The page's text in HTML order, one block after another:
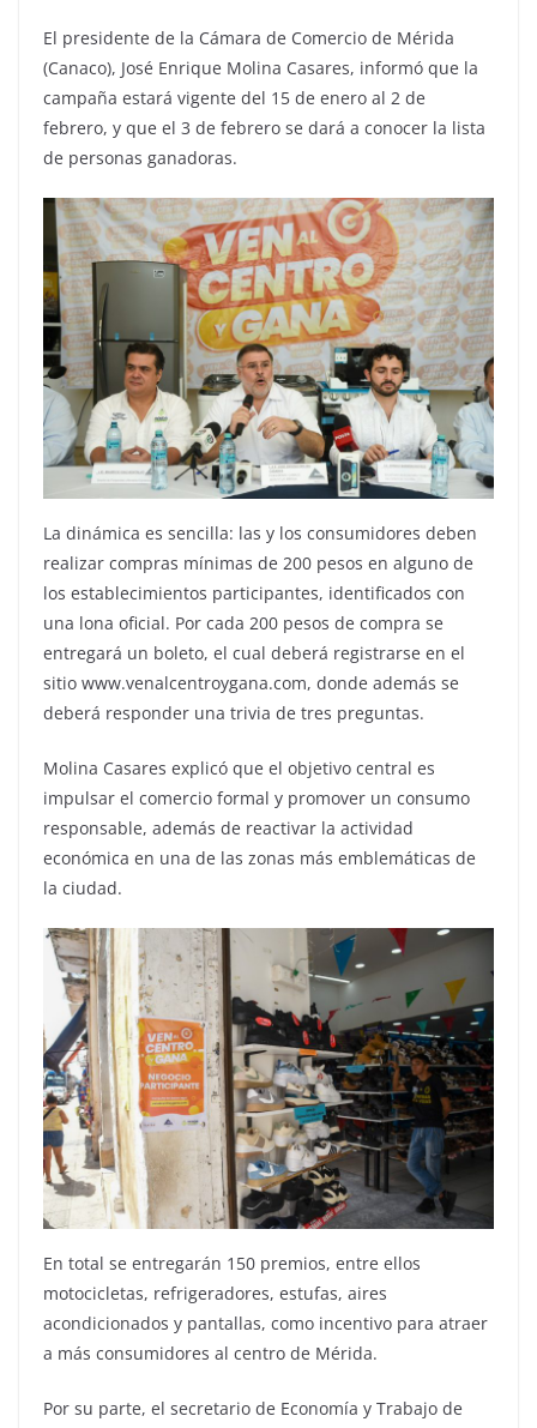
El presidente de la Cámara de Comercio de Mérida
(Canaco), José Enrique Molina Casares, informó que la
campaña estará vigente del 15 de enero al 2 de
febrero, y que el 3 de febrero se dará a conocer la lista
de personas ganadoras.
La dinámica es sencilla: las y los consumidores deben
realizar compras mínimas de 200 pesos en alguno de
los establecimientos participantes, identificados con
una lona oficial. Por cada 200 pesos de compra se
entregará un boleto, el cual deberá registrarse en el
sitio www.venalcentroygana.com, donde además se
deberá responder una trivia de tres preguntas.
Molina Casares explicó que el objetivo central es
impulsar el comercio formal y promover un consumo
responsable, además de reactivar la actividad
económica en una de las zonas más emblemáticas de
la ciudad.
En total se entregarán 150 premios, entre ellos
motocicletas, refrigeradores, estufas, aires
acondicionados y pantallas, como incentivo para atraer
a más consumidores al centro de Mérida.
Por su parte, el secretario de Economía y Trabajo de